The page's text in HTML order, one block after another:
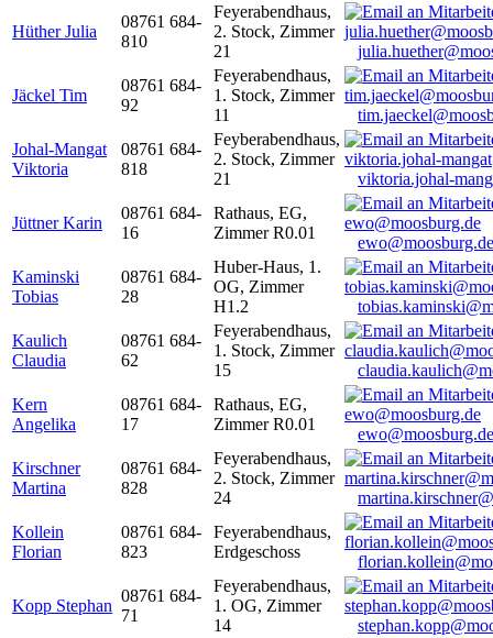
Hüther Julia
08761 684-
810
Feyerabendhaus,
2. Stock, Zimmer
21
Jäckel Tim
08761 684-
92
Feyerabendhaus,
1. Stock, Zimmer
11
Johal-Mangat
Viktoria
08761 684-
818
Feyberabendhaus,
2. Stock, Zimmer
21
viktoria.johal-
Jüttner Karin
08761 684-
16
Rathaus, EG,
Zimmer R0.01
ewo@moosburg.de
Kaminski
Tobias
08761 684-
28
Huber-Haus, 1.
OG, Zimmer
H1.2
Kaulich
Claudia
08761 684-
62
Feyerabendhaus,
1. Stock, Zimmer
15
Kern
Angelika
08761 684-
17
Rathaus, EG,
Zimmer R0.01
ewo@moosburg.de
Kirschner
Martina
08761 684-
828
Feyerabendhaus,
2. Stock, Zimmer
24
Kollein
Florian
08761 684-
823
Feyerabendhaus,
Erdgeschoss
Kopp Stephan
08761 684-
71
Feyerabendhaus,
1. OG, Zimmer
14